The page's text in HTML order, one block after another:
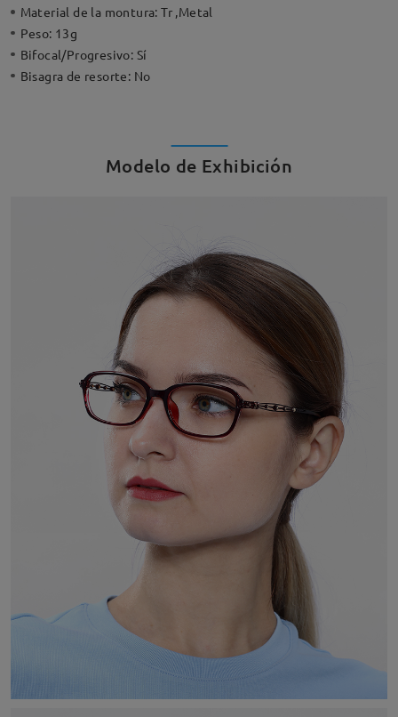
Material de la montura:Tr ,Metal
Peso: 13g
Bifocal/Progresivo: Sí
Bisagra de resorte: No
Modelo de Exhibición